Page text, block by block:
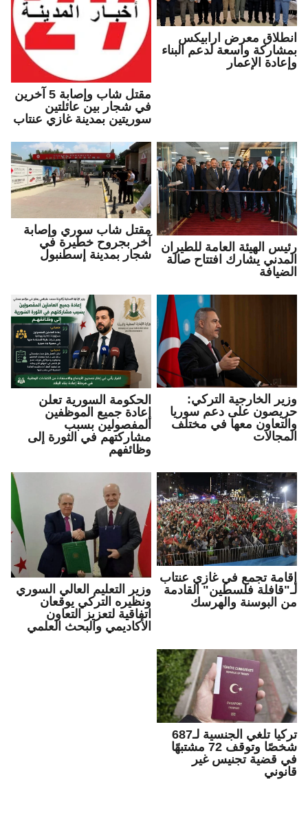
انطلاق معرض ارابيكس
بمشاركة واسعة لدعم البناء
وإعادة الإعمار
مقتل شاب وإصابة 5 آخرين
في شجار بين عائلتين
سوريتين بمدينة غازي عنتاب
رئيس الهيئة العامة للطيران
المدني يشارك افتتاح صالة
الضيافة
مقتل شاب سوري وإصابة
آخر بجروح خطيرة في
شجار بمدينة إسطنبول
وزير الخارجية التركي:
حريصون على دعم سوريا
والتعاون معها في مختلف
المجالات
الحكومة السورية تعلن
إعادة جميع الموظفين
المفصولين بسبب
مشاركتهم في الثورة إلى
وظائفهم
إقامة تجمع في غازي عنتاب
لـ"قافلة فلسطين" القادمة
من البوسنة والهرسك
وزير التعليم العالي السوري
ونظيره التركي يوقعان
اتفاقية لتعزيز التعاون
الأكاديمي والبحث العلمي
تركيا تلغي الجنسية لـ687
شخصًا وتوقف 72 مشتبهًا
في قضية تجنيس غير
قانوني